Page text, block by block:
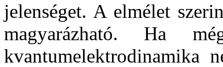
jelenséget. A elmélet
magyarázható. Ha
kvantumelektrodinamika